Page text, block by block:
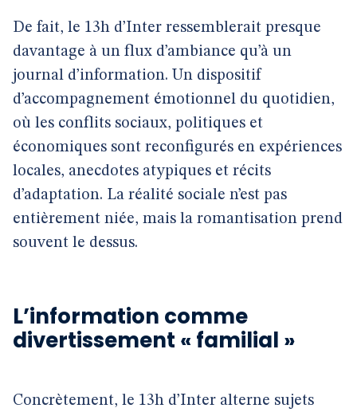
De fait, le 13h d’Inter ressemblerait presque
davantage à un flux d’ambiance qu’à un
journal d’information. Un dispositif
d’accompagnement émotionnel du quotidien,
où les conflits sociaux, politiques et
économiques sont reconfigurés en expériences
locales, anecdotes atypiques et récits
d’adaptation. La réalité sociale n’est pas
entièrement niée, mais la romantisation prend
souvent le dessus.
L’information comme
divertissement « familial »
Concrètement, le 13h d’Inter alterne sujets